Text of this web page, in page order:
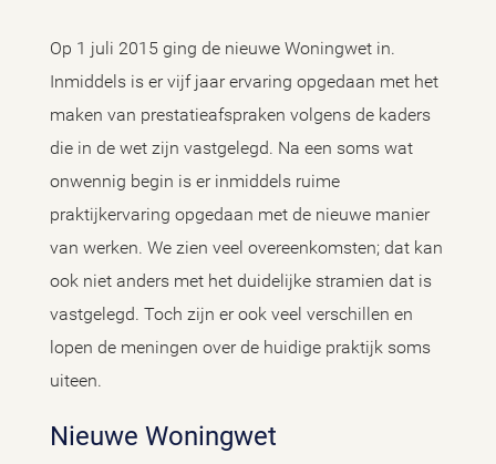
Op 1 juli 2015 ging de nieuwe Woningwet in.
Inmiddels is er vijf jaar ervaring opgedaan met het
maken van prestatieafspraken volgens de kaders
die in de wet zijn vastgelegd. Na een soms wat
onwennig begin is er inmiddels ruime
praktijkervaring opgedaan met de nieuwe manier
van werken. We zien veel overeenkomsten; dat kan
ook niet anders met het duidelijke stramien dat is
vastgelegd. Toch zijn er ook veel verschillen en
lopen de meningen over de huidige praktijk soms
uiteen.
Nieuwe Woningwet